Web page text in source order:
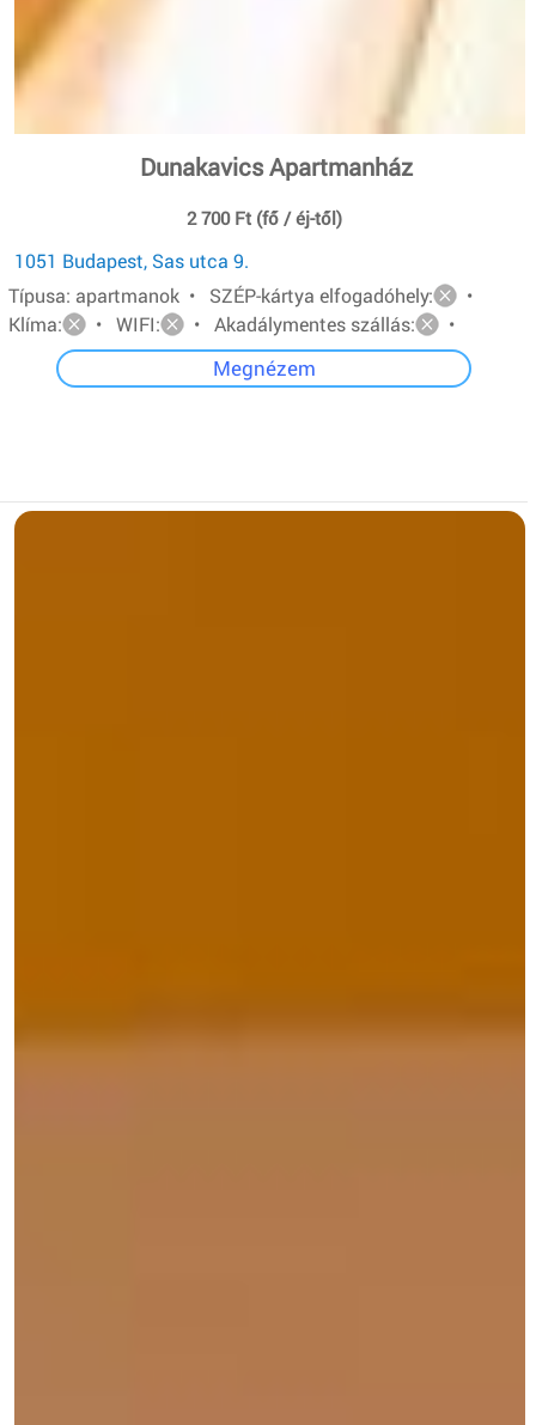
Dunakavics Apartmanház
2 700 Ft (fő / éj-től)
1051 Budapest, Sas utca 9.
Típusa: apartmanok • SZÉP-kártya elfogadóhely:
•
Klíma:
• WIFI: • Akadálymentes szállás: •
Megnézem